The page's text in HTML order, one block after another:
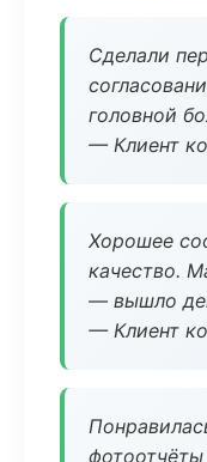
Сделали
головной
— Клиент
Хорошее
качество.
— вышло
— Клиент
фотоотчёты